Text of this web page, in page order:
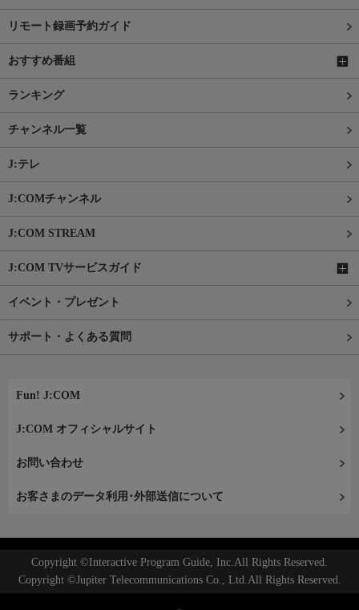
リモート録画予約ガイド
おすすめ番組
ランキング
チャンネル一覧
J:テレ
J:COMチャンネル
J:COM STREAM
J:COM TVサービスガイド
イベント・プレゼント
サポート・よくある質問
Fun! J:COM
J:COM オフィシャルサイト
お問い合わせ
お客さまのデータ利用･外部送信について
Copyright ©Interactive Program Guide, Inc.All Rights Reserved.
Copyright ©Jupiter Telecommunications Co., Ltd.All Rights Reserved.